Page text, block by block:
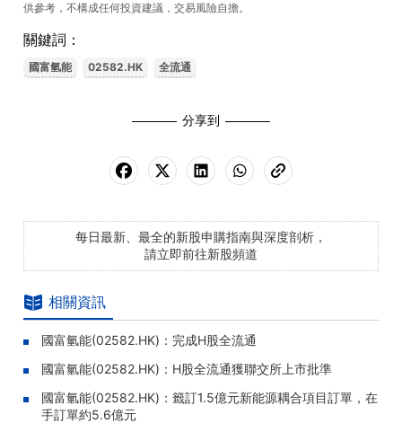
供參考，不構成任何投資建議，交易風險自擔。
關鍵詞：
國富氫能 02582.HK 全流通
分享到
每日最新、最全的新股申購指南與深度剖析，
請立即前往新股頻道
相關資訊
國富氫能(02582.HK)：完成H股全流通
國富氫能(02582.HK)：H股全流通獲聯交所上市批準
國富氫能(02582.HK)：籤訂1.5億元新能源耦合項目訂單，在
手訂單約5.6億元